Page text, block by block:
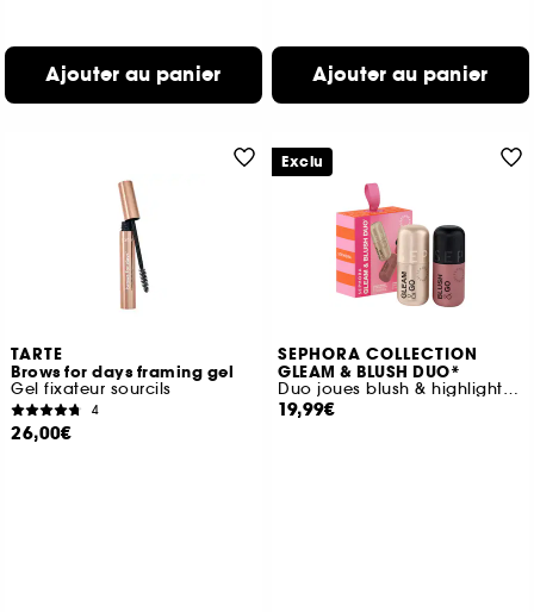
Ajouter au panier Ajouter au panier
TARTE
Brows for days framing gel
Gel fixateur sourcils
4
26,00€
SEPHORA COLLECTION
GLEAM & BLUSH DUO*
Duo joues blush & highlighter liquides
19,99€
Exclu